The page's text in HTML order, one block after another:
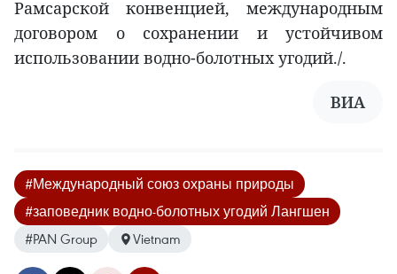
Рамсарской конвенцией, международным
договором о сохранении и устойчивом
использовании водно-болотных угодий./.
ВИА
#Международный союз охраны природы
#заповедник водно-болотных угодий Лангшен
#PAN Group
Vietnam